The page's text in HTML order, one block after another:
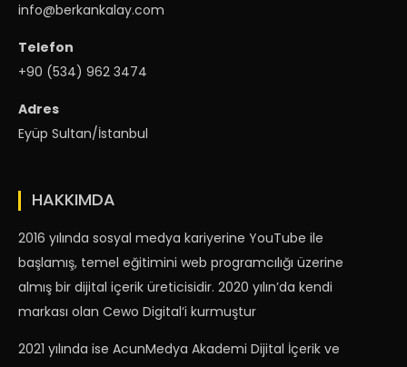
info@berkankalay.com
Telefon
+90 (534) 962 3474
Adres
Eyüp Sultan/İstanbul
HAKKIMDA
2016 yılında sosyal medya kariyerine YouTube ile
başlamış, temel eğitimini web programcılığı üzerine
almış bir dijital içerik üreticisidir. 2020 yılın’da kendi
markası olan Cewo Digital‘i kurmuştur
2021 yılında ise AcunMedya Akademi Dijital İçerik ve